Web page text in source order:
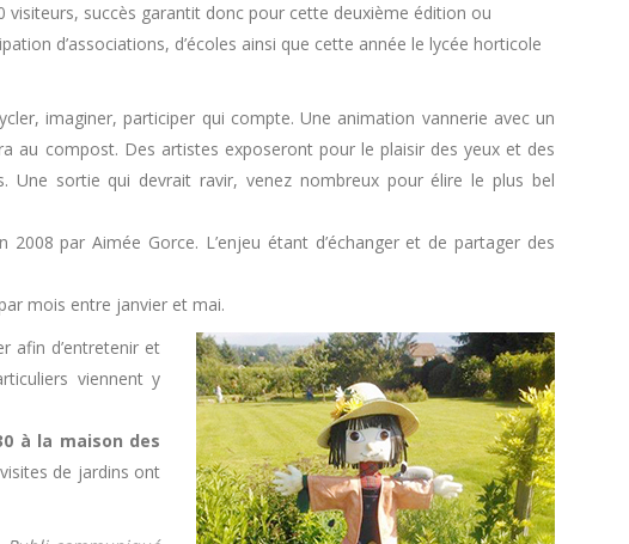
succès garantit donc pour cette deuxième édition ou
d’associations, d’écoles ainsi que cette année le lycée horticole
imaginer, participer qui compte. Une animation vannerie avec un
au compost. Des artistes exposeront pour le plaisir des yeux et des
Une sortie qui devrait ravir, venez nombreux pour élire le plus bel
par Aimée Gorce. L’enjeu étant d’échanger et de partager des
mois entre janvier et mai.
afin d’entretenir et
viennent y
à la maison des
de jardins ont